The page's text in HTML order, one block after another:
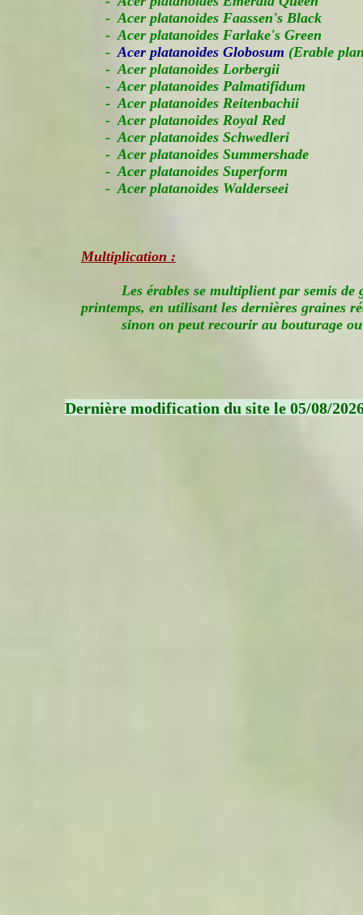
- Acer platanoides Faassen's Black
- Acer platanoides Farlake's Green
-Acer platanoides Globosum (Erable
- Acer platanoides Lorbergii
- Acer platanoides Palmatifidum
- Acer platanoides Reitenbachii
- Acer platanoides Royal Red
- Acer platanoides Schwedleri
- Acer platanoides Summershade
- Acer platanoides Superform
- Acer platanoides Walderseei
Multiplication :
Les érables se multiplient par semis de
printemps, en utilisant les dernières graines
sinon on peut recourir au bouturage
Dernière modification du site le 05/08/